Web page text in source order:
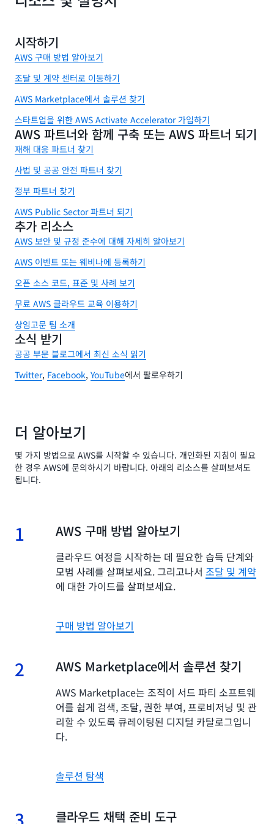
시작하기
AWS 구매 방법 알아보기
조달 및 계약 센터로 이동하기
AWS Marketplace에서 솔루션 찾기
스타트업을 위한 AWS Activate Accelerator 가입하기
AWS 파트너와 함께 구축 또는 AWS 파트너 되기
재해 대응 파트너 찾기
사법 및 공공 안전 파트너 찾기
정부 파트너 찾기
AWS Public Sector 파트너 되기
추가 리소스
AWS 보안 및 규정 준수에 대해 자세히 알아보기
AWS 이벤트 또는 웨비나에 등록하기
오픈 소스 코드, 표준 및 사례 보기
무료 AWS 클라우드 교육 이용하기
상임고문 팀 소개
소식 받기
공공 부문 블로그에서 최신 소식 읽기
Twitter, Facebook, YouTube에서 팔로우하기
더 알아보기
몇 가지 방법으로 AWS를 시작할 수 있습니다. 개인화된 지침이 필요
한 경우 AWS에 문의하시기 바랍니다. 아래의 리소스를 살펴보셔도
됩니다.
1 1.
AWS 구매 방법 알아보기
클라우드 여정을 시작하는 데 필요한 습득 단계와
모범 사례를 살펴보세요. 그리고나서 조달 및 계약
에 대한 가이드를 살펴보세요.
구매 방법 알아보기
2 2.
AWS Marketplace에서 솔루션 찾기
AWS Marketplace는 조직이 서드 파티 소프트웨
어를 쉽게 검색, 조달, 권한 부여, 프로비저닝 및 관
리할 수 있도록 큐레이팅된 디지털 카탈로그입니
다.
솔루션 탐색
3.
클라우드 채택 준비 도구